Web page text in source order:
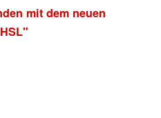
mit dem neuen